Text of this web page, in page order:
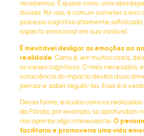
recebemos. É quase como uma
dúvida. Por isso, é comum cometer o erro
processo cognitivo altamente sofisticado
aspecto emocional em sua variável.
É inevitável desligar as emoções ao
realidade. Como é, em muitos casos,
os vieses cognitivos. O mais necessário,
consciência do impacto destas duas
pensar e saber regulá-las. Essa é a
Dessa forma, estudos como os
da Flórida, por exemplo, se aprofundam
nos apontar algo interessante. O
facilitaria e promoveria uma vida